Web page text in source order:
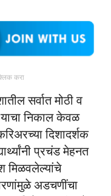
करा
सर्वात मोठी व
याचा निकाल केवळ
दिशादर्शक
प्रचंड मेहनत
मिळवलेल्यांचे
अडचणींचा